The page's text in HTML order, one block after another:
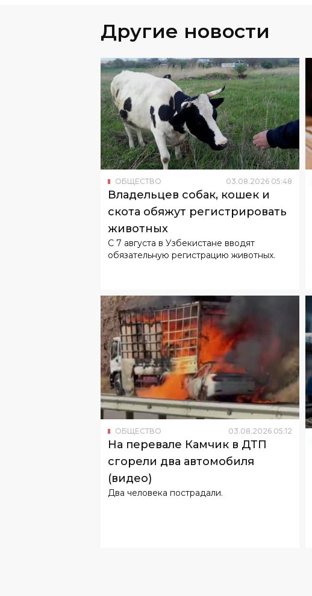
ОБЩЕСТВО 03.08.2026 05 48
Владельцев собак, кошек и
скота обяжут регистрировать
животных
С 7 августа в Узбекистане вводят
обязательную регистрацию животных.
ОБЩЕСТВО 03. .2026 12
На перевале Камчик в ДТП
сгорели два автомобиля
(видео)
Два человека пострадали.